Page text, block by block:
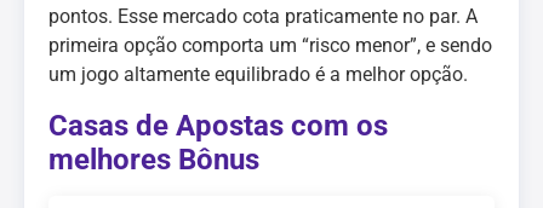
pontos. Esse mercado cota praticamente no par. A
primeira opção comporta um “risco menor”, e sendo
um jogo altamente equilibrado é a melhor opção.
Casas de Apostas com os
melhores Bônus